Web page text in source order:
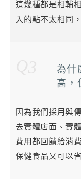
這幾種都是相輔
入的點不太相同
為什
高，
因為我們採用與
去實體店面、實
費用都回饋給消
保健食品又可以